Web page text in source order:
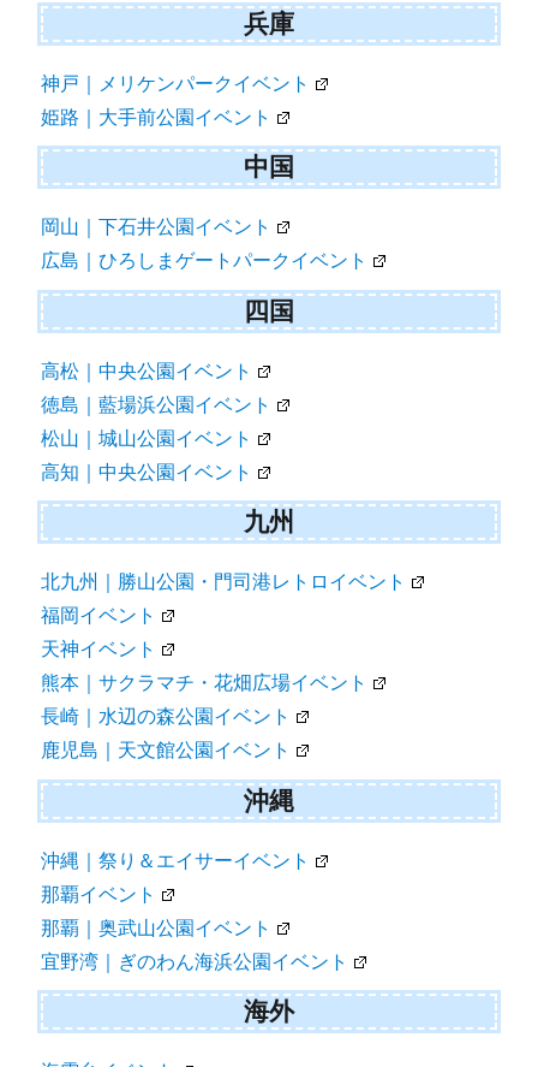
兵庫
神戸｜メリケンパークイベント
姫路｜大手前公園イベント
中国
岡山｜下石井公園イベント
広島｜ひろしまゲートパークイベント
四国
高松｜中央公園イベント
徳島｜藍場浜公園イベント
松山｜城山公園イベント
高知｜中央公園イベント
九州
北九州｜勝山公園・門司港レトロイベント
福岡イベント
天神イベント
熊本｜サクラマチ・花畑広場イベント
長崎｜水辺の森公園イベント
鹿児島｜天文館公園イベント
沖縄
沖縄｜祭り＆エイサーイベント
那覇イベント
那覇｜奥武山公園イベント
宜野湾｜ぎのわん海浜公園イベント
海外